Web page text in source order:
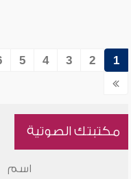
1
2
3
4
5
مكتبتك الصوتية
اسم